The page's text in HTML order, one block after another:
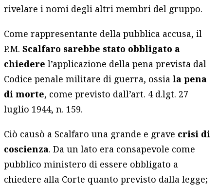
rivelare i nomi degli altri membri del gruppo.
Come rappresentante della pubblica accusa, il
P.M.Scalfaro sarebbe stato obbligato a
chiedere l’applicazione della pena prevista dal
Codice penale militare di guerra, ossiala pena
di morte, come previsto dall’art. 4 d.lgt. 27
luglio 1944, n. 159.
Ciò causò a Scalfaro una grande e grave crisi di
coscienza. Da un lato era consapevole come
pubblico ministero di essere obbligato a
chiedere alla Corte quanto previsto dalla legge;